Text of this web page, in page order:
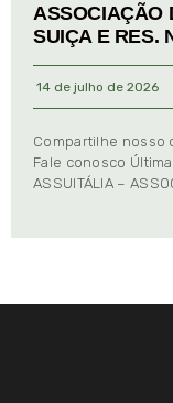
ASSOCIAÇÃO
SUIÇA E RES.
14 de julho de 2026
Compartilhe nosso
Fale conosco
ASSUITÁLIA –